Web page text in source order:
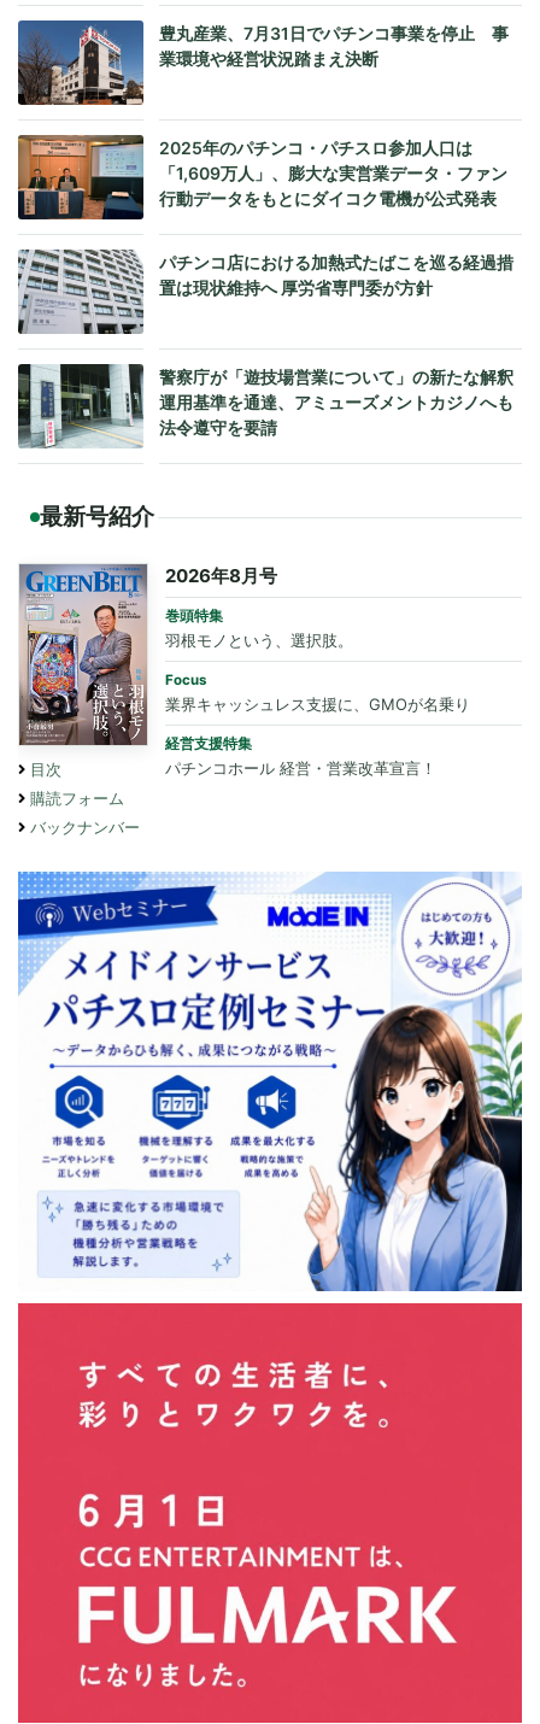
豊丸産業、7月31日でパチンコ事業を停止 事
業環境や経営状況踏まえ決断
2025年のパチンコ・パチスロ参加人口は
「1,609万人」、膨大な実営業データ・ファン
行動データをもとにダイコク電機が公式発表
パチンコ店における加熱式たばこを巡る経過措
置は現状維持へ 厚労省専門委が方針
警察庁が「遊技場営業について」の新たな解釈
運用基準を通達、アミューズメントカジノへも
法令遵守を要請
最新号紹介
目次
購読フォーム
バックナンバー
2026年8月号
巻頭特集
羽根モノという、選択肢。
Focus
業界キャッシュレス支援に、GMOが名乗り
経営支援特集
パチンコホール 経営・営業改革宣言！